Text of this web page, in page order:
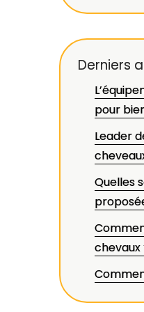
Derniers
pour
Leader
Quelles
chevaux